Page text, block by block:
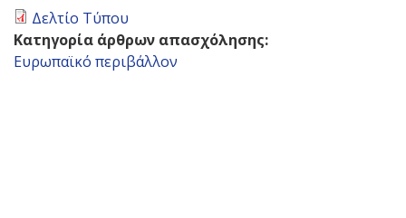
Δελτίο Τύπου
Κατηγορία άρθρων απασχόλησης:
Ευρωπαϊκό περιβάλλον